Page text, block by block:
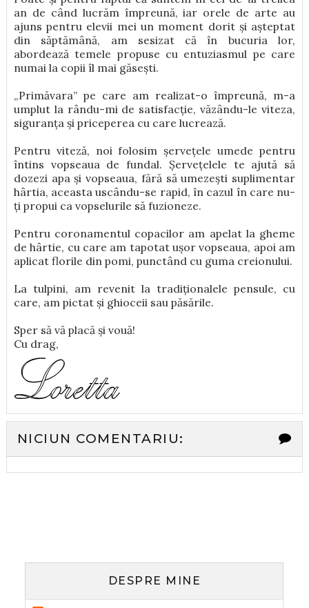
an de când lucrăm împreună, iar orele de arte au
ajuns pentru elevii mei un moment dorit și așteptat
din săptămână, am sesizat că în bucuria lor,
abordează temele propuse cu entuziasmul pe care
numai la copii îl mai găsești.
„Primăvara” pe care am realizat-o împreună, m-a
umplut la rându-mi de satisfacție, văzându-le viteza,
siguranța și priceperea cu care lucrează.
Pentru viteză, noi folosim șervețele umede pentru
întins vopseaua de fundal. Șervețelele te ajută să
dozezi apa și vopseaua, fără să umezești suplimentar
hârtia, aceasta uscându-se rapid, în cazul în care nu-
ți propui ca vopselurile să fuzioneze.
Pentru coronamentul copacilor am apelat la gheme
de hârtie, cu care am tapotat ușor vopseaua, apoi am
aplicat florile din pomi, punctând cu guma creionului.
La tulpini, am revenit la tradiționalele pensule, cu
care, am pictat și ghioceii sau păsările.
Sper să vă placă și vouă!
Cu drag,
NICIUN COMENTARIU:
DESPRE MINE